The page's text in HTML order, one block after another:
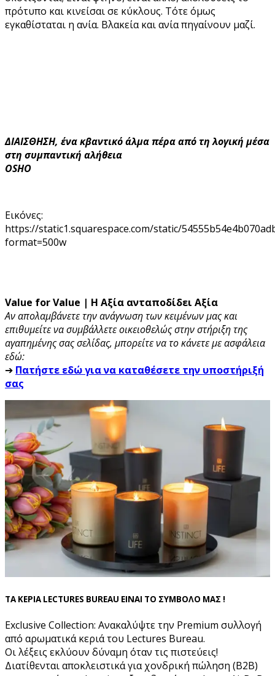
πρότυπο και κινείσαι σε κύκλους. Τότε όμως
εγκαθίσταται η ανία. Βλακεία και ανία πηγαίνουν μαζί.
ΔΙΑΙΣΘΗΣΗ, ένα κβαντικό άλμα πέρα από τη λογική μέσα
στη συμπαντική αλήθεια
OSHO
Εικόνες:
https://static1.squarespace.com/static/
format=500w
Value for Value | Η Αξία ανταποδίδει Αξία
Αν απολαμβάνετε την ανάγνωση των κειμένων μας και
επιθυμείτε να συμβάλλετε οικειοθελώς στην στήριξη της
αγαπημένης σας σελίδας, μπορείτε να το κάνετε με ασφάλεια
εδώ:
➔ Πατήστε εδώ για να καταθέσετε την υποστήριξή
σας
ΤΑ ΚΕΡΙΑ LECTURES BUREAU ΕΙΝΑΙ ΤΟ ΣΥΜΒΟΛΟ ΜΑΣ !
Exclusive Collection: Ανακαλύψτε την Premium συλλογή
από αρωματικά κεριά του Lectures Bureau.
Οι λέξεις εκλύουν δύναμη όταν τις πιστεύεις!
Διατίθενται αποκλειστικά για χονδρική πώληση (B2B)